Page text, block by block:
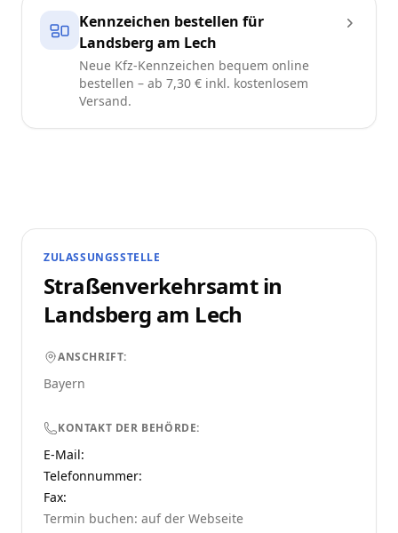
Kennzeichen bestellen für
Landsberg am Lech
Neue Kfz-Kennzeichen bequem online
bestellen – ab 7,30 € inkl. kostenlosem
Versand.
ZULASSUNGSSTELLE
Straßenverkehrsamt in
Landsberg am Lech
ANSCHRIFT:
Bayern
KONTAKT DER BEHÖRDE:
E-Mail:
Telefonnummer:
Fax:
Termin buchen: auf der Webseite